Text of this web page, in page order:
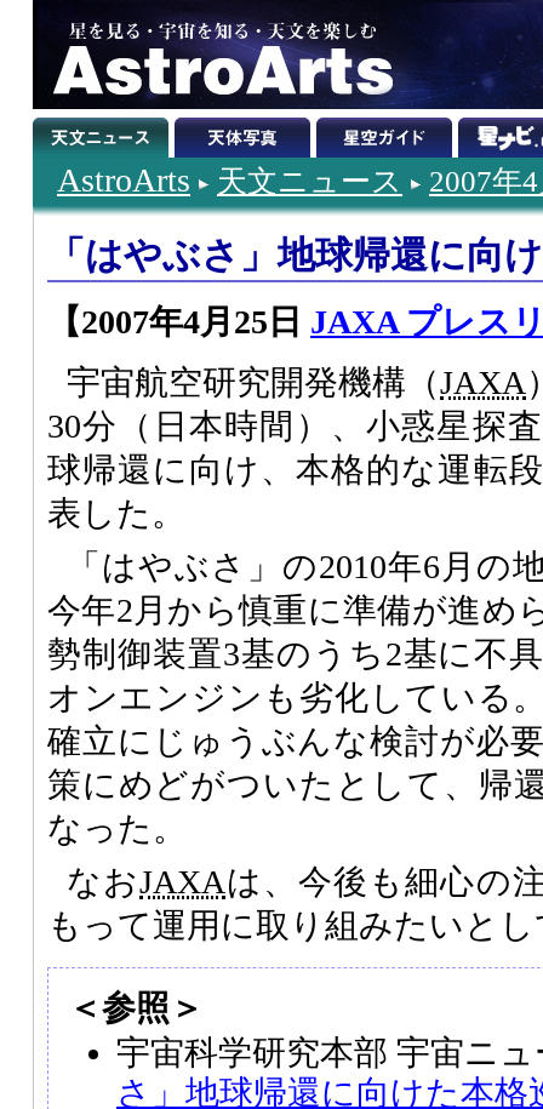
AstroArts 天文ニュース 2007年
「はやぶさ」地球帰還に向
【2007年4月25日 JAXA プレス
宇宙航空研究開発機構（JAXA
30分（日本時間）、小惑星探
球帰還に向け、本格的な運転
表した。
「はやぶさ」の2010年6月の
今年2月から慎重に準備が進め
勢制御装置3基のうち2基に不
オンエンジンも劣化している
確立にじゅうぶんな検討が必
策にめどがついたとして、帰
なった。
なおJAXAは、今後も細心の
もって運用に取り組みたいと
＜参照＞
宇宙科学研究本部 宇宙ニ
さ」地球帰還に向けた本